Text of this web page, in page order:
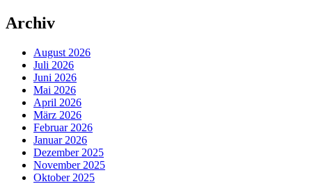
Archiv
August 2026
Juli 2026
Juni 2026
Mai 2026
April 2026
März 2026
Februar 2026
Januar 2026
Dezember 2025
November 2025
Oktober 2025